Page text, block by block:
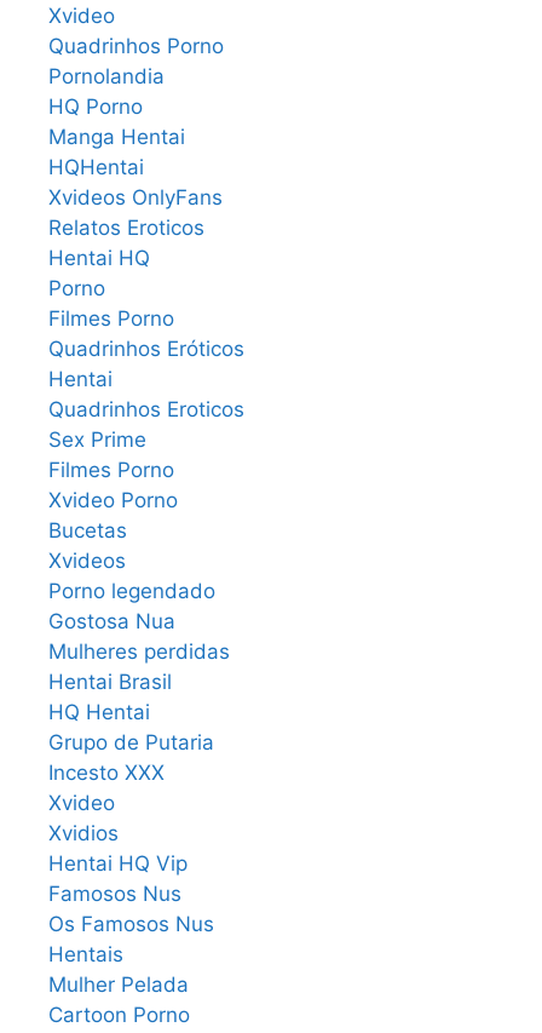
Xvideo
Quadrinhos Porno
Pornolandia
HQ Porno
Manga Hentai
HQHentai
Xvideos OnlyFans
Relatos Eroticos
Hentai HQ
Porno
Filmes Porno
Quadrinhos Eróticos
Hentai
Quadrinhos Eroticos
Sex Prime
Filmes Porno
Xvideo Porno
Bucetas
Xvideos
Porno legendado
Gostosa Nua
Mulheres perdidas
Hentai Brasil
HQ Hentai
Grupo de Putaria
Incesto XXX
Xvideo
Xvidios
Hentai HQ Vip
Famosos Nus
Os Famosos Nus
Hentais
Mulher Pelada
Cartoon Porno